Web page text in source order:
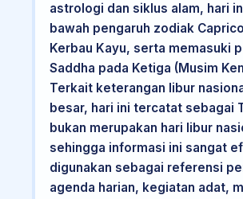
astrologi dan siklus alam, hari
bawah pengaruh zodiak
Kerbau Kayu, serta memasuki
Saddha pada Ketiga (Musim
Terkait keterangan libur
besar, hari ini tercatat sebagai
bukan merupakan hari libur
sehingga informasi ini sangat
digunakan sebagai referensi
agenda harian, kegiatan adat,